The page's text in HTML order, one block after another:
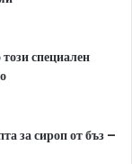
специален
за сироп от бъз –